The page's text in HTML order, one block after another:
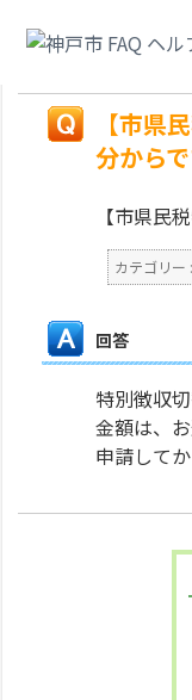
開始は何月分からですか。
【市県
分からで
【市県民
カテゴリー :
回答
特別徴収
金額は、
申請して